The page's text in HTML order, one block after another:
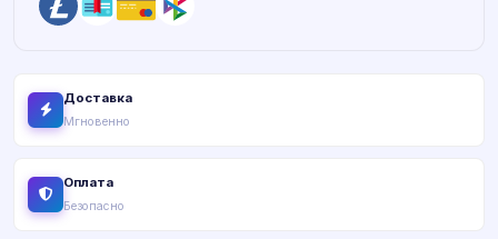
Доставка
Мгновенно
Оплата
Безопасно